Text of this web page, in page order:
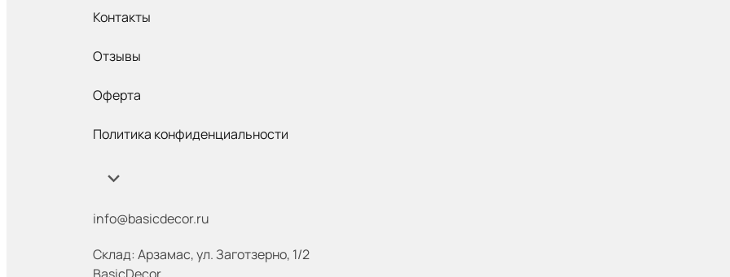
Контакты
Отзывы
Оферта
Политика конфиденциальности
info@basicdecor.ru
Склад: Арзамас,ул. Заготзерно, 1/2